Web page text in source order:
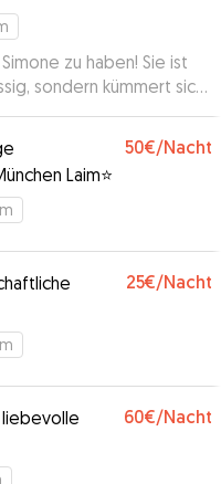
zu haben! Sie ist
sondern kümmert sich
Hündin. Ausgiebige
Rundumversorgung ist
bekomme ich
über die ich mich
Laim⭐️
50€/Nacht
25€/Nacht
liebevolle
60€/Nacht